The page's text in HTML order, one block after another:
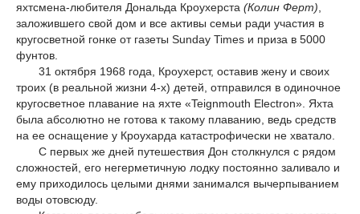
яхтсмена-любителя Дональда Кроухерста (Колин Ферт)
заложившего свой дом и все активы семьи ради участия в
кругосветной гонке от газеты Sunday Times и приза в 5000
фунтов.
31 октября 1968 года, Кроухерст, оставив жену и своих
троих (в реальной жизни 4-х) детей, отправился в одиночное
кругосветное плавание на яхте «Teignmouth Electron». Яхта
была абсолютно не готова к такому плаванию, ведь средств
на ее оснащение у Кроухарда катастрофически не хватало.
С первых же дней путешествия Дон столкнулся с рядом
сложностей, его негерметичную лодку постоянно заливало и
ему приходилось целыми днями занимался вычерпыванием
воды отовсюду.